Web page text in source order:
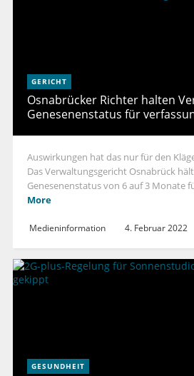
GERICHT
Osnabrücker Richter halten
Genesenenstatus für
Auswirkungen hat das nur für den
Das Verwaltungsgericht Osnabrück
Genesenenstatus von 6 auf 3 Monate
More
Medieninformation 4. Februar 2022
GESUNDHEIT